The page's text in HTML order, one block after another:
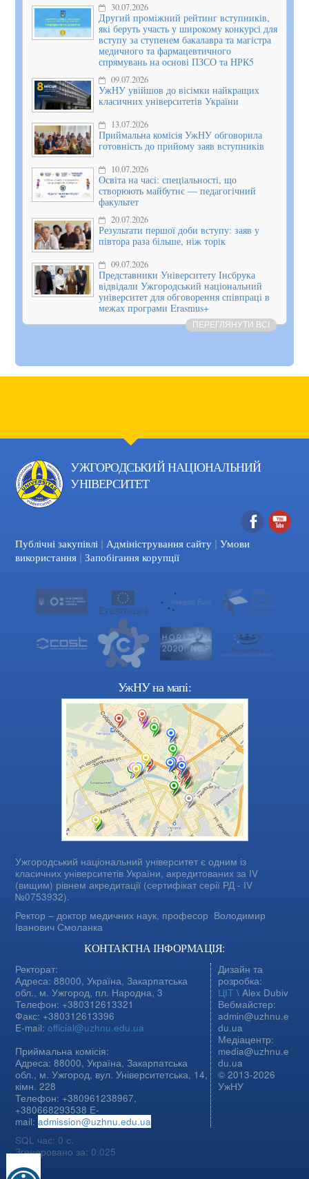
30.07.2026
Другий проміжний рейтинг вступників,
які беруть участь у широкому конкурсі для
вступу за ступенем бакалавра та магістра
медичного та фармацевтичного
спрямувань на основі ПЗСО та НРК5
09.07.2026
УжНУ увійшов до вісімки найкращих
класичних університетів України
13.07.2026
Приймальна комісія УжНУ обговорила
готовність до прийому заяв вступників
10.07.2026
Освіта на часі: спеціальності, що
створюють майбутнє — педагогічний
факультет
20.07.2026
Результати першої доби вступу: заяв у
півтора раза більше, ніж торік
09.07.2026
Представники Університету Інсбрука
відвідали Ужгородський національний
університет для обговорення співпраці в
межах програми Erasmus+
ПЕРЕГЛЯНУТИ ВСІ
УЖГОРОДСЬКИЙ НАЦІОНАЛЬНИЙ
УНІВЕРСИТЕТ
Facebook
Публічні закупівлі | Адміністрування сайту | Умови
використання | Запобігання корупції
УжНУ на мапі:
Ужгородський національний університет є одним із
класичних університетів України, акредитованих за IV
(вищим) рівнем акредитації (сертифікат серії РД - IV
№0753932).
Ректор – доктор медичних наук, професор Володимир
Іванович Смоланка
КОНТАКТНА ІНФОРМАЦІЯ:
Ректорат:
Адреса: 88000, Україна, Закарпатська
обл., м. Ужгород, пл. Народна, 3
Телефон: +380312613321
Факс: +380312613396
E-mail:official@uzhnu.edu.ua
Приймальна комісія:
Адреса: 88000, Україна, Закарпатська
обл., м. Ужгород, вул. Університетська, 14,
кімн. 228
Телефон: +380961238967,
+380668293538 E-
mail:admission@uzhnu.edu.ua
Дизайн та
розробка:
ЦІТ \ Alex Dubiv
Вебмайстер:
admin@uzhnu.e
du.ua
Медіацентр:
media@uzhnu.e
du.ua
© 2013-2026
УжНУ
SQL час: 0 с.
Згенеровано за: 0.025